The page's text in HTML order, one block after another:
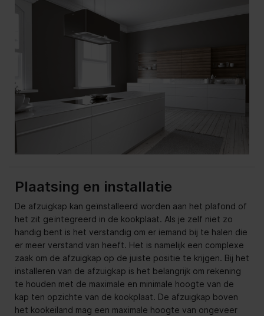
Plaatsing en installatie
De afzuigkap kan geïnstalleerd worden aan het plafond of
het zit geïntegreerd in de kookplaat. Als je zelf niet zo
handig bent is het verstandig om er iemand bij te halen die
er meer verstand van heeft. Het is namelijk een complexe
zaak om de afzuigkap op de juiste positie te krijgen. Bij het
installeren van de afzuigkap is het belangrijk om rekening
te houden met de maximale en minimale hoogte van de
kap ten opzichte van de kookplaat. De afzuigkap boven
het kookeiland mag een maximale hoogte van ongeveer